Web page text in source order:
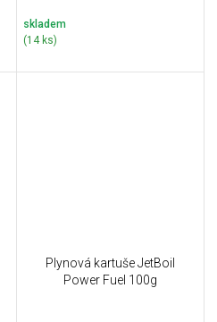
skladem
(14 ks)
Plynová kartuše JetBoil
Power Fuel 100g